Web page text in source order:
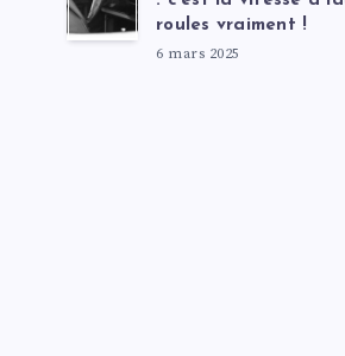
roules vraiment !
6 mars 2025